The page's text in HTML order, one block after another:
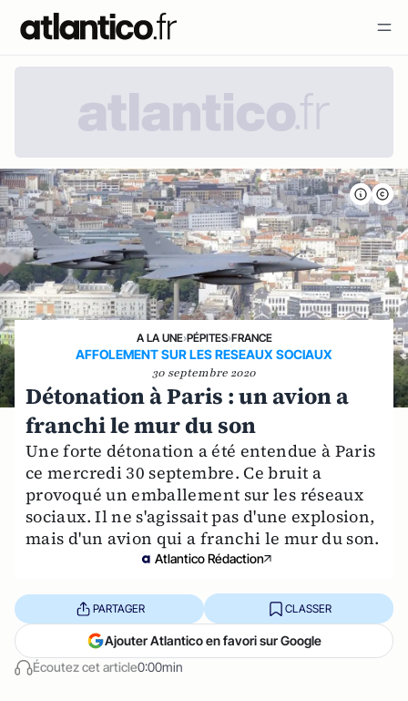
A LA UNE›PÉPITES›FRANCE
AFFOLEMENT SUR LES RESEAUX SOCIAUX
30 septembre 2020
Détonation à Paris : un avion a
franchi le mur du son
Une forte détonation a été entendue à Paris
ce mercredi 30 septembre. Ce bruit a
provoqué un emballement sur les réseaux
sociaux. Il ne s'agissait pas d'une explosion,
mais d'un avion qui a franchi le mur du son.
Atlantico Rédaction
Écoutez cet article0:00min
PARTAGER CLASSER
Ajouter Atlantico en favori sur Google